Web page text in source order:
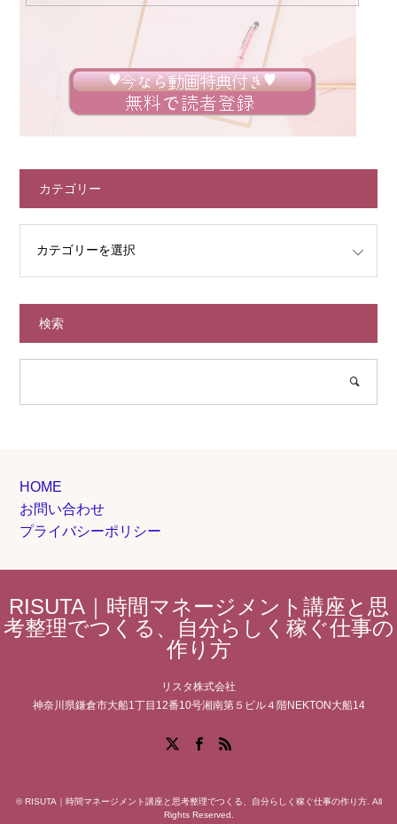
カテゴリー
検索
HOME
お問い合わせ
プライバシーポリシー
RISUTA｜時間マネージメント講座と思
考整理でつくる、自分らしく稼ぐ仕事の
作り方
リスタ株式会社
神奈川県鎌倉市大船1丁目12番10号湘南第５ビル４階NEKTON大船14
©RISUTA｜時間マネージメント講座と思考整理でつくる、自分らしく稼ぐ仕事の作り方. All
Rights Reserved.